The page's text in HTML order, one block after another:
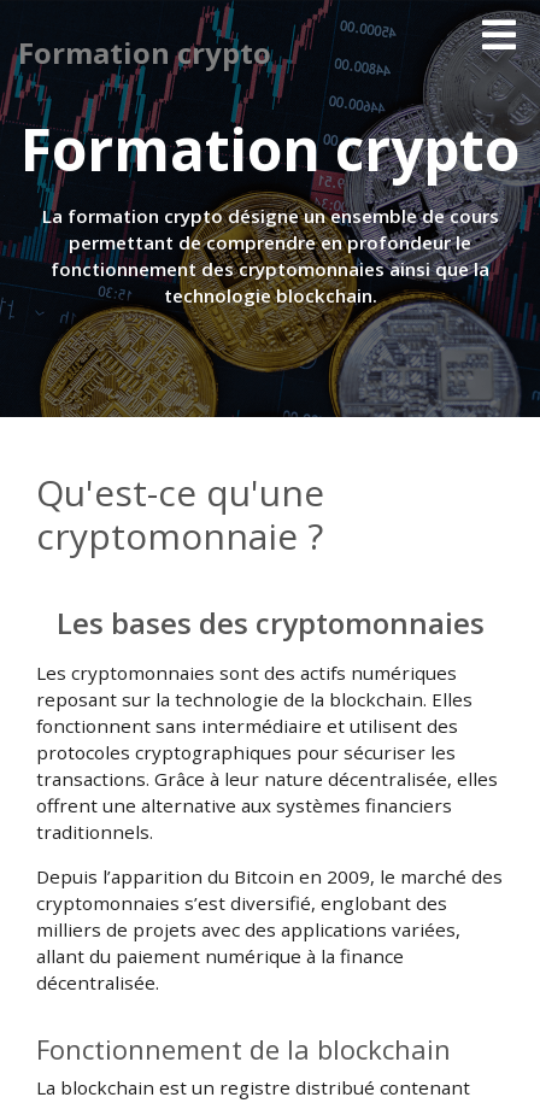
Formation crypto
Formation crypto
La formation crypto désigne un ensemble de cours
permettant de comprendre en profondeur le
fonctionnement des cryptomonnaies ainsi que la
technologie blockchain.
Qu'est-ce qu'une
cryptomonnaie ?
Les bases des cryptomonnaies
Les cryptomonnaies sont des actifs numériques
reposant sur la technologie de la blockchain. Elles
fonctionnent sans intermédiaire et utilisent des
protocoles cryptographiques pour sécuriser les
transactions. Grâce à leur nature décentralisée, elles
offrent une alternative aux systèmes financiers
traditionnels.
Depuis l’apparition du Bitcoin en 2009, le marché des
cryptomonnaies s’est diversifié, englobant des
milliers de projets avec des applications variées,
allant du paiement numérique à la finance
décentralisée.
Fonctionnement de la blockchain
La blockchain est un registre distribué contenant